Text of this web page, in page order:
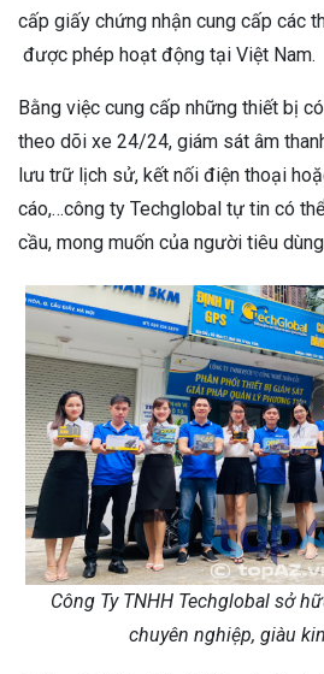
cấp giấy chứng nhận cung cấp các
được phép hoạt động tại Việt Nam.
Bằng việc cung cấp những thiết bị
theo dõi xe 24/24, giám sát âm
lưu trữ lịch sử, kết nối điện thoại
cáo,…công ty Techglobal tự tin có
cầu, mong muốn của người tiêu
Công Ty TNHH Techglobal sở
chuyên nghiệp, giàu